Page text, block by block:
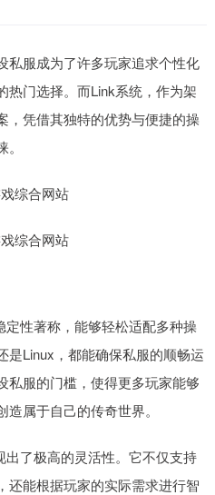
私服成为了许多玩家追求个性化
热门选择。而Link系统，作为架
，凭借其独特的优势与便捷的操
综合网站
综合网站
性著称，能够轻松适配多种操
是Linux，都能确保私服的顺畅运
私服的门槛，使得更多玩家能够
属于自己的传奇世界。
了极高的灵活性。它不仅支持
还能根据玩家的实际需求进行智